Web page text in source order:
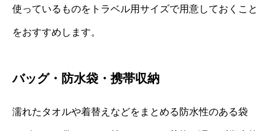
使っているものをトラベル用サイズで用意しておくこと
をおすすめします。
バッグ・防水袋・携帯収納
濡れたタオルや着替えなどをまとめる防水性のある袋